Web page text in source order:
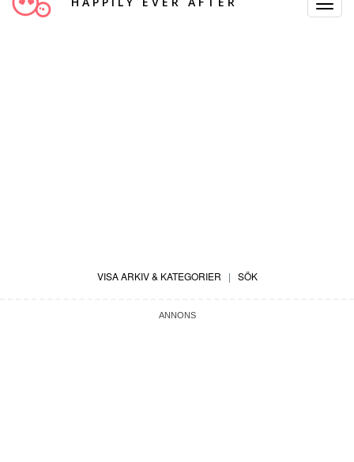
Toggle
VISA ARKIV & KATEGORIER | SÖK